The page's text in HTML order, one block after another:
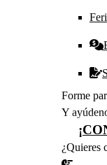
Forme
Y
¿Quieres